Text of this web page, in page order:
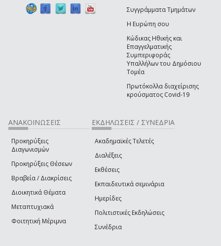
Συγγράμματα Τμημάτων
Η Ευρώπη σου
Κώδικας Ηθικής και
Επαγγελματικής
Συμπεριφοράς
Υπαλλήλων του Δημόσιου
Τομέα
Πρωτόκολλα διαχείρισης
κρούσματος Covid-19
ΑΝΑΚΟΙΝΩΣΕΙΣ
Προκηρύξεις
Διαγωνισμών
Προκηρύξεις Θέσεων
Βραβεία / Διακρίσεις
Διοικητικά Θέματα
Μεταπτυχιακά
Φοιτητική Μέριμνα
ΕΚΔΗΛΩΣΕΙΣ / ΣΥΝΕΔΡΙΑ
Ακαδημαϊκές Τελετές
Διαλέξεις
Εκθέσεις
Εκπαιδευτικά σεμινάρια
Ημερίδες
Πολιτιστικές Εκδηλώσεις
Συνέδρια